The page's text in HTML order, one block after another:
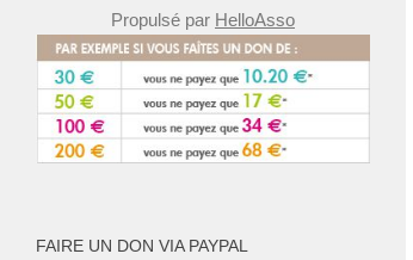
Propulsé par HelloAsso
FAIRE UN DON VIA PAYPAL